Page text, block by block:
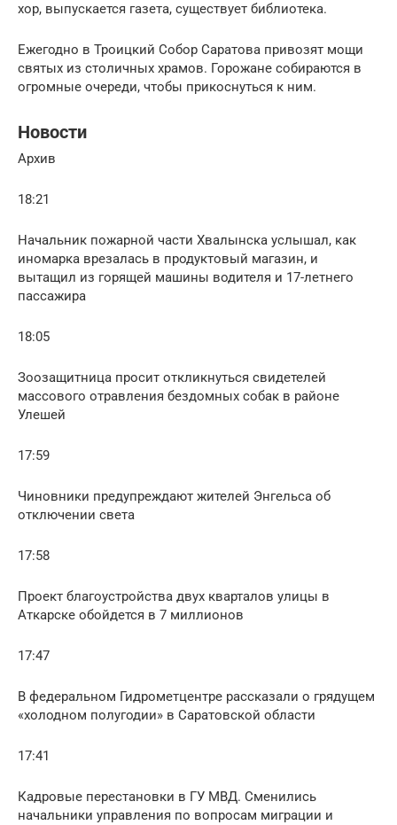
хор, выпускается газета, существует библиотека.
Ежегодно в Троицкий Собор Саратова привозят мощи
святых из столичных храмов. Горожане собираются в
огромные очереди, чтобы прикоснуться к ним.
Новости
Архив
18:21
Начальник пожарной части Хвалынска услышал, как
иномарка врезалась в продуктовый магазин, и
вытащил из горящей машины водителя и 17-летнего
пассажира
18:05
Зоозащитница просит откликнуться свидетелей
массового отравления бездомных собак в районе
Улешей
17:59
Чиновники предупреждают жителей Энгельса об
отключении света
17:58
Проект благоустройства двух кварталов улицы в
Аткарске обойдется в 7 миллионов
17:47
В федеральном Гидрометцентре рассказали о грядущем
«холодном полугодии» в Саратовской области
17:41
Кадровые перестановки в ГУ МВД. Сменились
начальники управления по вопросам миграции и